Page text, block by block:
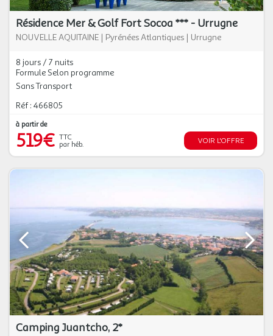
Résidence Mer & Golf Fort Socoa *** - Urrugne
NOUVELLE AQUITAINE | Pyrénées Atlantiques | Urrugne
8 jours / 7 nuits
Formule Selon programme
Sans Transport
Réf : 466805
à partir de
519€ TTC
par héb.
VOIR L'OFFRE
Camping Juantcho, 2*